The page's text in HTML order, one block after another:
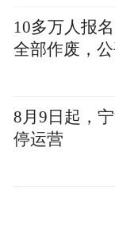
10多万人报
全部作废，公
8月9日起，
停运营